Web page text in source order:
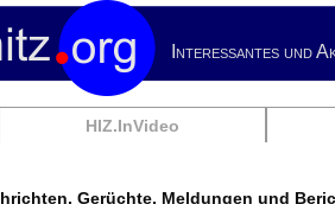
Interessantes und
HIZ.InVideo
Gerüchte, Meldungen und